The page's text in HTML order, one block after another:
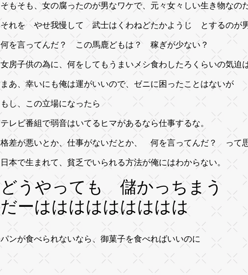
そもそも、女の腐ったのが男なワケで、元々女々しい生き物なのだ
それを やせ我慢して 武士はくわねどたかようじ とするのが
何を言ってんだ？ この馬鹿どもは？ 稼ぎが少ない？
女房子供の為に、何をしてもうまいメシ食わしたろくらいの気迫
まあ、幸いにも俺は運がいいので、ゼニに困ったことはないが
もし、この立場になったら
テレビ番組で弱音はいてるヒマがあるなら仕事するな。
格差が悪いとか、仕事がないだとか、 何を言ってんだ？ って
日本で生まれて、貧乏でいられる方法が俺にはわからない。
どうやっても 儲かっちまう
だーははははははははは
パンが食べられないなら、御菓子を食べればいいのに
マリー・アント